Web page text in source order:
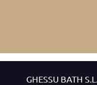
GHESSU BATH